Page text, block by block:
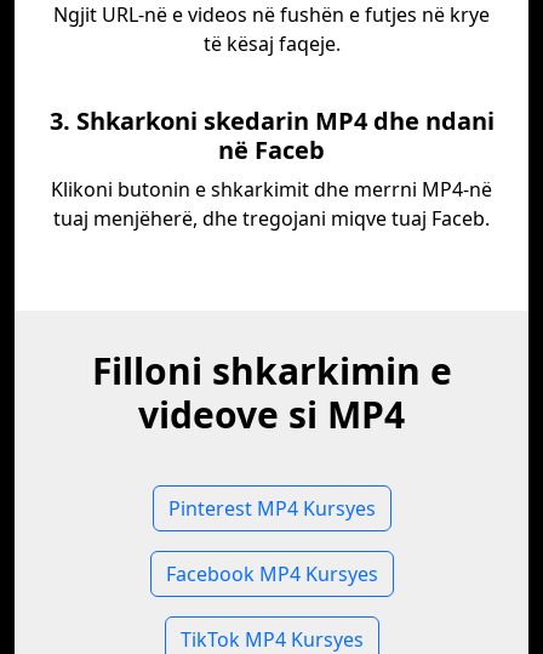
Ngjit URL-në e videos në fushën e futjes në krye
të kësaj faqeje.
3. Shkarkoni skedarin MP4 dhe ndani
në Faceb
Klikoni butonin e shkarkimit dhe merrni MP4-në
tuaj menjëherë, dhe tregojani miqve tuaj Faceb.
Filloni shkarkimin e
videove si MP4
Pinterest MP4 Kursyes
Facebook MP4 Kursyes
TikTok MP4 Kursyes